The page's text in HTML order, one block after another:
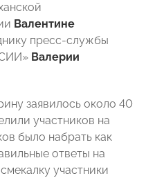
Валентине
пресс-службы
Валерии
заявилось около 40
участников на
было набрать как
ответы на
участники